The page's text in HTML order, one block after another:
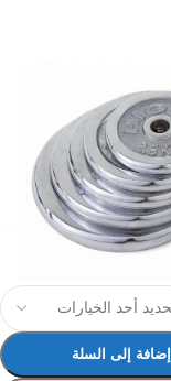
إضافة إلى السلة